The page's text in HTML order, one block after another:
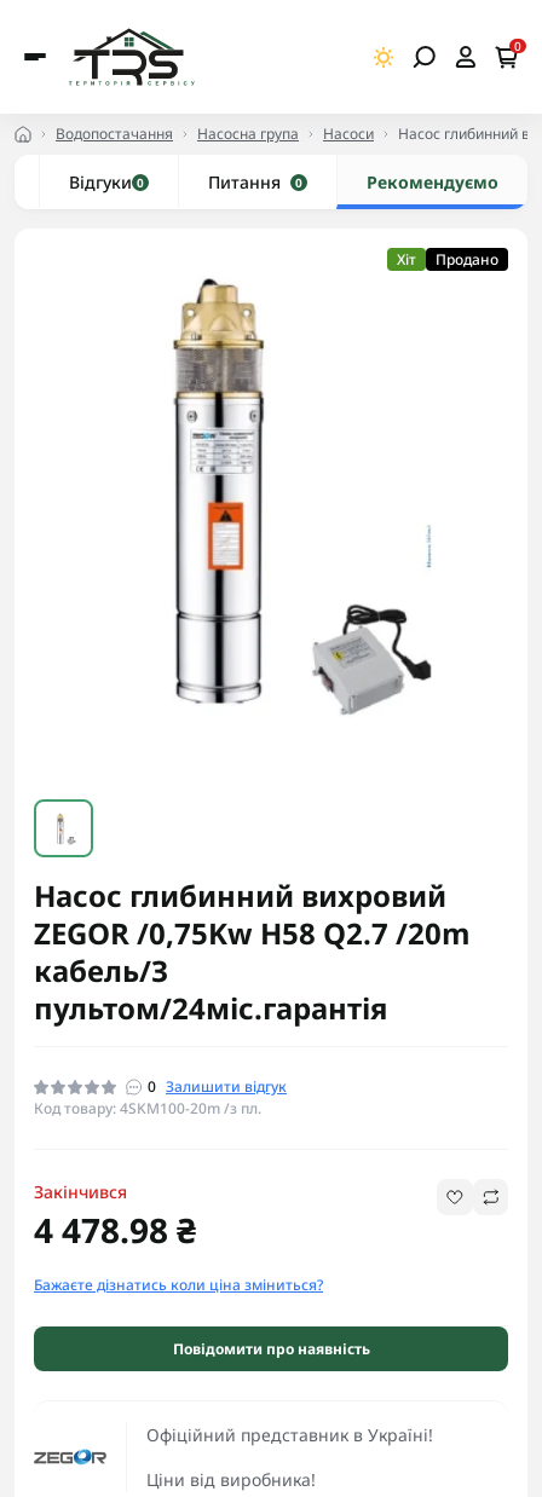
0
Водопостачання Насосна група Насоси Насос глибинний
Відгуки 0 Питання 0 Рекомендуємо
Хіт Продано
Насос глибинний вихровий
ZEGOR /0,75Kw H58 Q2.7 /20m
кабель/З
пультом/24міс.гарантія
0 Залишити відгук
Код товару: 4SKM100-20m /з пл.
Офіційний представник в Україні!
Ціни від виробника!
Закінчився
4 478.98 ₴
Бажаєте дізнатись коли ціна зміниться?
Повідомити про наявність